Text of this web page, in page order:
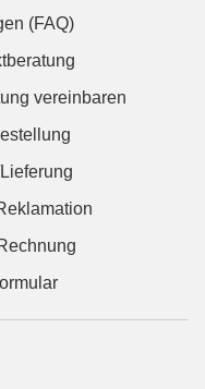
(FAQ)
vereinbaren